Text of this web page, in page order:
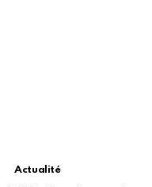
Actualité